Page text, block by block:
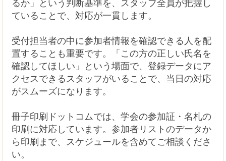
るか」という判断基準を、スタッフ全員が把握し
ていることで、対応が一貫します。
受付担当者の中に参加者情報を確認できる人を配
置することも重要です。「この方の正しい氏名を
確認してほしい」という場面で、登録データにア
クセスできるスタッフがいることで、当日の対応
がスムーズになります。
冊子印刷ドットコムでは、学会の参加証・名札の
印刷に対応しています。参加者リストのデータか
ら印刷まで、スケジュールを含めてご相談くださ
い。